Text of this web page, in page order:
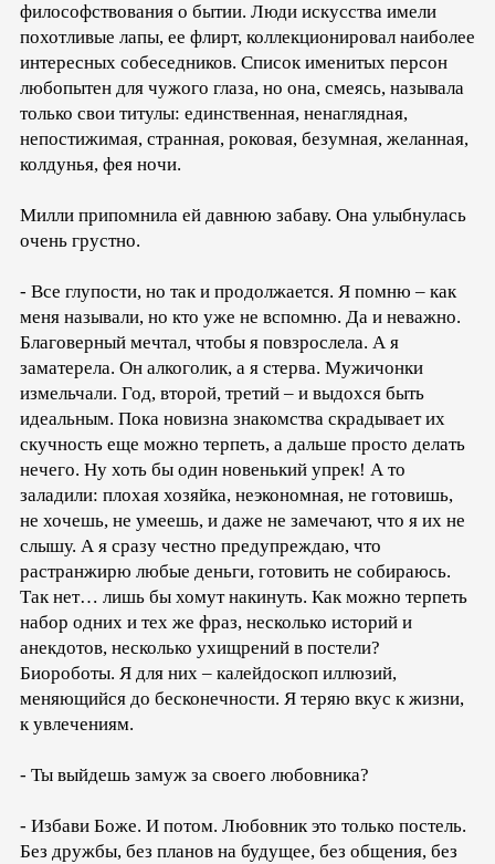
философствования о бытии. Люди искусства имели
похотливые лапы, ее флирт, коллекционировал наиболее
интересных собеседников. Список именитых персон
любопытен для чужого глаза, но она, смеясь, называла
только свои титулы: единственная, ненаглядная,
непостижимая, странная, роковая, безумная, желанная,
колдунья, фея ночи.
Милли припомнила ей давнюю забаву. Она улыбнулась
очень грустно.
- Все глупости, но так и продолжается. Я помню – как
меня называли, но кто уже не вспомню. Да и неважно.
Благоверный мечтал, чтобы я повзрослела. А я
заматерела. Он алкоголик, а я стерва. Мужичонки
измельчали. Год, второй, третий – и выдохся быть
идеальным. Пока новизна знакомства скрадывает их
скучность еще можно терпеть, а дальше просто делать
нечего. Ну хоть бы один новенький упрек! А то
заладили: плохая хозяйка, неэкономная, не готовишь,
не хочешь, не умеешь, и даже не замечают, что я их не
слышу. А я сразу честно предупреждаю, что
растранжирю любые деньги, готовить не собираюсь.
Так нет… лишь бы хомут накинуть. Как можно терпеть
набор одних и тех же фраз, несколько историй и
анекдотов, несколько ухищрений в постели?
Биороботы. Я для них – калейдоскоп иллюзий,
меняющийся до бесконечности. Я теряю вкус к жизни,
к увлечениям.
- Ты выйдешь замуж за своего любовника?
- Избави Боже. И потом. Любовник это только постель.
Без дружбы, без планов на будущее, без общения, без